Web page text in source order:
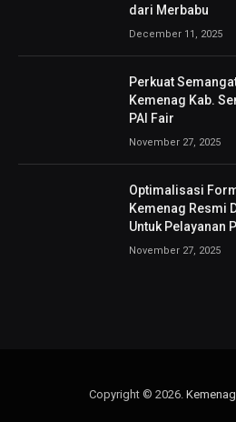
dari Merbabu
December 11, 2025
Perkuat
Kemenag Kab.
PAI Fair
November 27, 2025
Optimalisasi
Kemenag Resmi
Untuk Pelayanan
November 27, 2025
Copyright © 2026.